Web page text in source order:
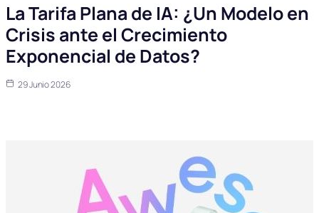
La Tarifa Plana de IA: ¿Un Modelo en
Crisis ante el Crecimiento
Exponencial de Datos?
29 Junio 2026